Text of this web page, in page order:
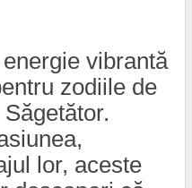
vibrantă
zodiile de
lor, aceste